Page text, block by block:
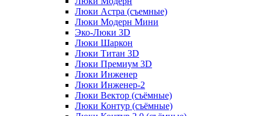
Люки Астра (съемные)
Люки Модерн Мини
Эко-Люки 3D
Люки Шаркон
Люки Титан 3D
Люки Премиум 3D
Люки Инженер
Люки Инженер-2
Люки Вектор (съёмные)
Люки Контур (съёмные)